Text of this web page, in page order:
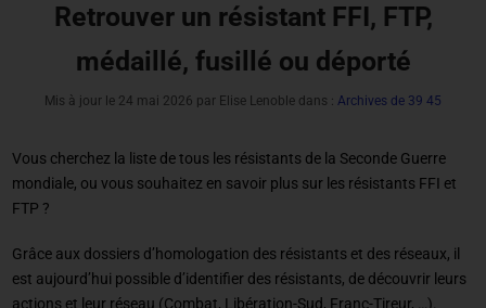
Retrouver un résistant FFI, FTP,
médaillé, fusillé ou déporté
Mis à jour le 24 mai 2026 par Elise Lenoble dans : Archives de 39 45
Vous cherchez la liste de tous les résistants de la Seconde Guerre
mondiale, ou vous souhaitez en savoir plus sur les résistants FFI et
FTP ?
Grâce aux dossiers d’homologation des résistants et des réseaux, il
est aujourd’hui possible d’identifier des résistants, de découvrir leurs
actions et leur réseau (Combat, Libération-Sud, Franc-Tireur, …).